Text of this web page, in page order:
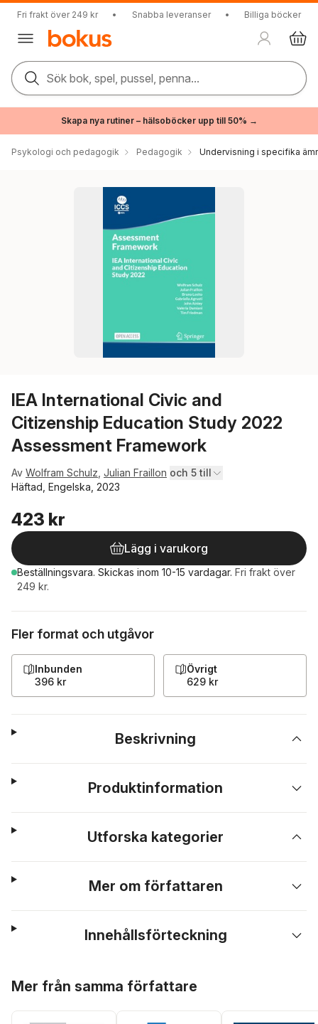
Fri frakt över 249 kr • Snabba leveranser • Billiga böcker
Sök bok, spel, pussel, penna...
Skapa nya rutiner – hälsoböcker upp till 50% →
Psykologi och pedagogik Pedagogik Undervisning i specifika
IEA International Civic and
Citizenship Education Study 2022
Assessment Framework
Av Wolfram Schulz Julian Fraillon och 5 till
Häftad, Engelska, 2023
423 kr
Lägg i varukorg
Beställningsvara. Skickas inom 10-15 vardagar. Fri frakt över
249 kr.
Fler format och utgåvor
Inbunden
396 kr
Övrigt
629 kr
Beskrivning
Produktinformation
Utforska kategorier
Mer om författaren
Innehållsförteckning
Mer från samma författare